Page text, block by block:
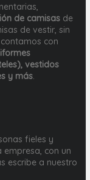
de camisasde
de vestir, sin
con
vestidos
y más.
fieles y
empresa, con un
escribe a nuestro